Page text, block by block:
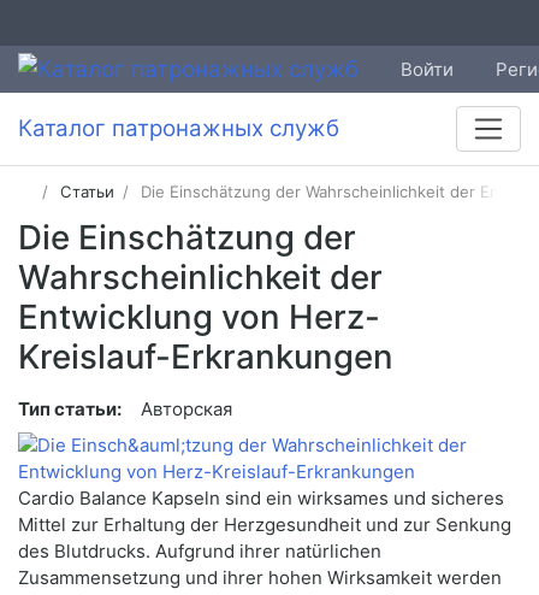
Войти
Каталог патронажных служб
Статьи Die Einschätzung der Wahrscheinlichkeit der
Die Einschätzung der
Wahrscheinlichkeit der
Entwicklung von Herz-
Kreislauf-Erkrankungen
Тип статьи: Авторская
Cardio Balance Kapseln sind ein wirksames und sicheres
Mittel zur Erhaltung der Herzgesundheit und zur Senkung
des Blutdrucks. Aufgrund ihrer natürlichen
Zusammensetzung und ihrer hohen Wirksamkeit werden